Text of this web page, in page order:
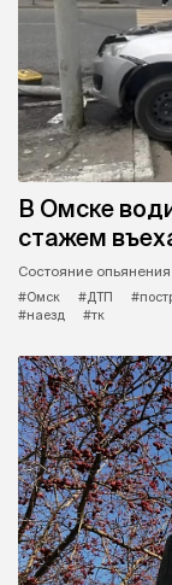
В Омске
стажем
Состояние
#Омск
#ДТП
#наезд
#тк